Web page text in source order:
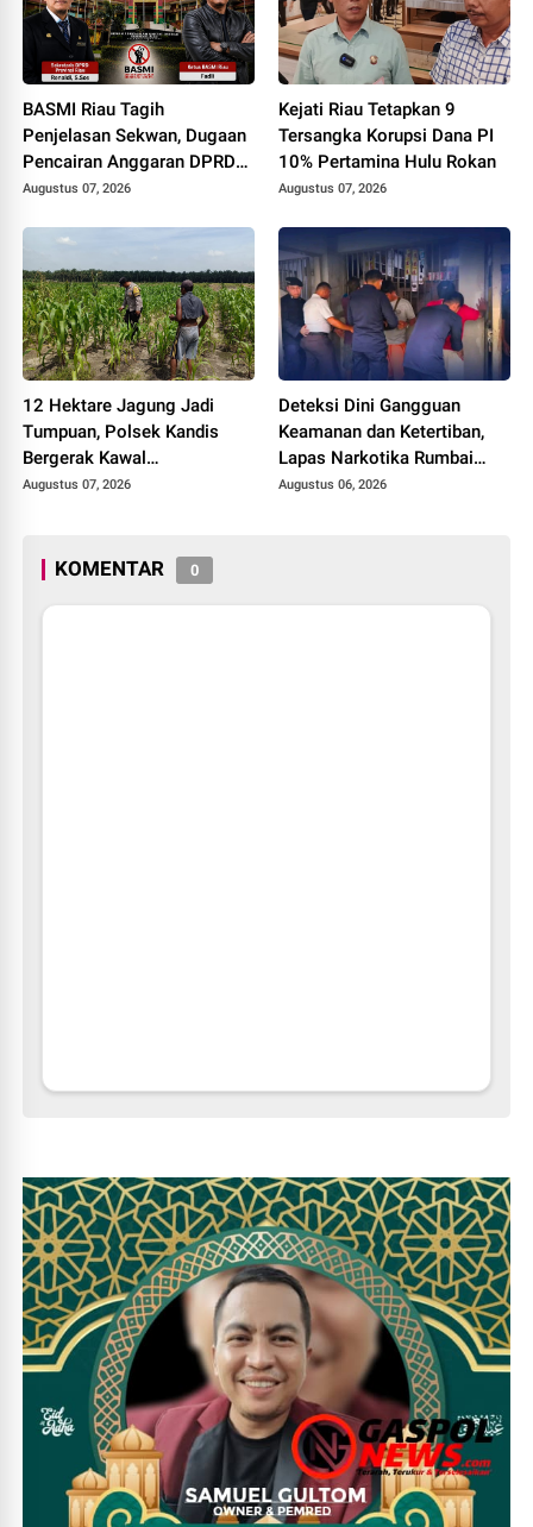
BASMI Riau Tagih
Penjelasan Sekwan, Dugaan
Pencairan Anggaran DPRD
Tanpa Prosedur Tuai
Augustus 07, 2026
Kejati Riau Tetapkan 9
Tersangka Korupsi Dana PI
10% Pertamina Hulu Rokan
Augustus 07, 2026
12 Hektare Jagung Jadi
Tumpuan, Polsek Kandis
Bergerak Kawal
Swasembada Pangan
Augustus 07, 2026
Deteksi Dini Gangguan
Keamanan dan Ketertiban,
Lapas Narkotika Rumbai
Gelar Razia Rutin Blok
Augustus 06, 2026
KOMENTAR 0